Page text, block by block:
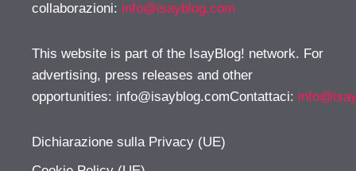
collaborazioni: info@isayblog.com
This website is part of the IsayBlog! network. For
advertising, press releases and other
opportunities: info@isayblog.comContattaci:
Dichiarazione sulla Privacy (UE)